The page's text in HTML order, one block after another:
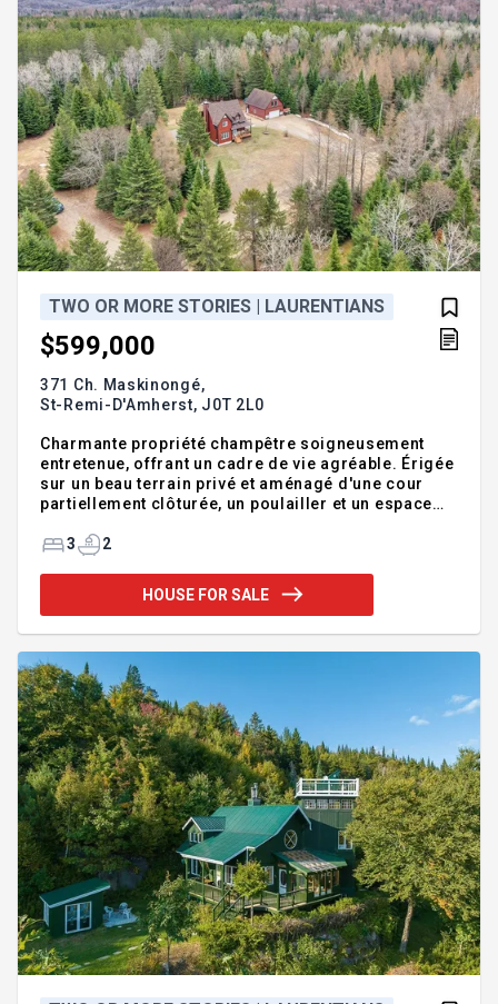
TWO OR MORE STORIES | LAURENTIANS
$599,000
371 Ch. Maskinongé,
St-Remi-D'Amherst, J0T 2L0
Charmante propriété champêtre soigneusement
entretenue, offrant un cadre de vie agréable. Érigée
sur un beau terrain privé et aménagé d'une cour
partiellement clôturée, un poulailler et un espace
soin au fil des années, comprend 3 chambres à
une famille. Vous serez également séduit par le
garage double, agrémenté d'une salle de jeux à
Maskinongé, idéal pour une descente en kayak ou
en tube. À seul
3 2
HOUSE FOR SALE